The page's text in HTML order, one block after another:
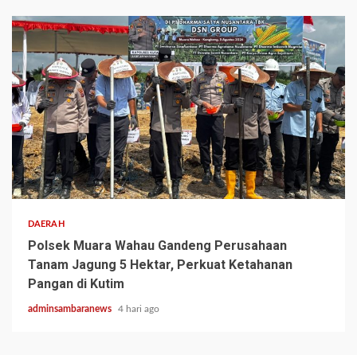
2 min read
DAERAH
Polsek Muara Wahau Gandeng Perusahaan
Tanam Jagung 5 Hektar, Perkuat Ketahanan
Pangan di Kutim
adminsambaranews 4 hari ago